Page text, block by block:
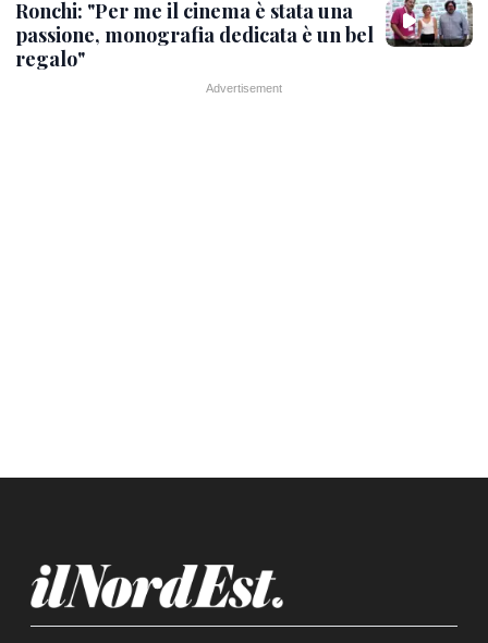
Ronchi: "Per me il cinema è stata una
passione, monografia dedicata è un bel
regalo"